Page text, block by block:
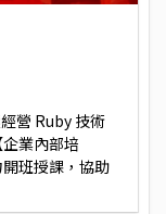
營 Ruby 技術
業內部培
班授課，協助